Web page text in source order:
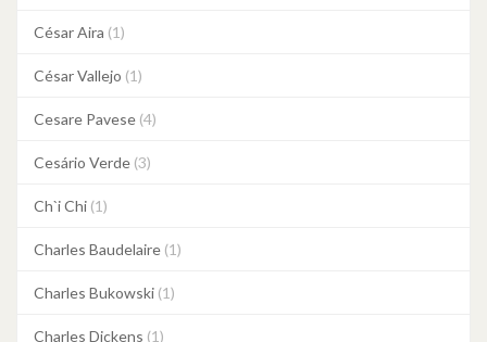
César Aira (1)
César Vallejo (1)
Cesare Pavese (4)
Cesário Verde (3)
Ch`i Chi (1)
Charles Baudelaire (1)
Charles Bukowski (1)
Charles Dickens (1)